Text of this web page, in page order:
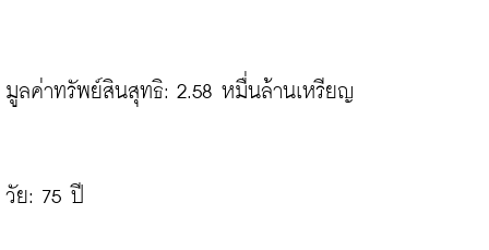
มูลค่าทรัพย์สินสุทธิ: 2.58 หมื่นล้านเหรียญ
วัย: 75 ปี